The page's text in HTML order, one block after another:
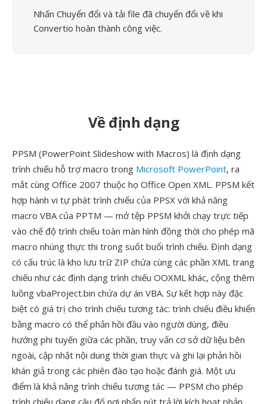
Nhấn Chuyển đổi và tải file đã chuyển đổi về khi
Convertio hoàn thành công việc.
Về định dạng
PPSM (PowerPoint Slideshow with Macros) là định dạng
trình chiếu hỗ trợ macro trong Microsoft PowerPoint, ra
mắt cùng Office 2007 thuộc họ Office Open XML. PPSM kết
hợp hành vi tự phát trình chiếu của PPSX với khả năng
macro VBA của PPTM — mở tệp PPSM khởi chạy trực tiếp
vào chế độ trình chiếu toàn màn hình đồng thời cho phép mã
macro nhúng thực thi trong suốt buổi trình chiếu. Định dạng
có cấu trúc là kho lưu trữ ZIP chứa cùng các phần XML trang
chiếu như các định dạng trình chiếu OOXML khác, cộng thêm
luồng vbaProject.bin chứa dự án VBA. Sự kết hợp này đặc
biệt có giá trị cho trình chiếu tương tác: trình chiếu điều khiển
bằng macro có thể phản hồi đầu vào người dùng, điều
hướng phi tuyến giữa các phần, truy vấn cơ sở dữ liệu bên
ngoài, cập nhật nội dung thời gian thực và ghi lại phản hồi
khán giả trong các phiên đào tạo hoặc đánh giá. Một ưu
điểm là khả năng trình chiếu tương tác — PPSM cho phép
trình chiếu dạng câu đố nơi nhấp nút trả lời kích hoạt phản